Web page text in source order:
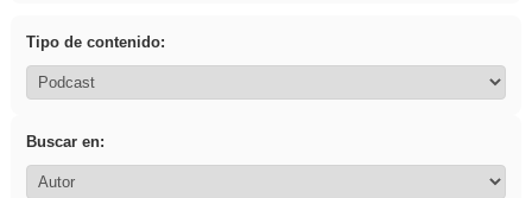
Tipo de contenido:
Buscar en: